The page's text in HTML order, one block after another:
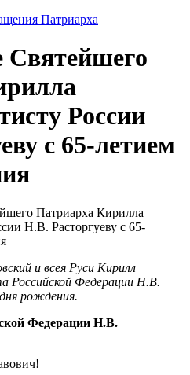
Патриарха
Святейшего
России
с 65-летием
и всея Руси Кирилл
Российской Федерации Н.В.
рождения.
Федерации Н.В.